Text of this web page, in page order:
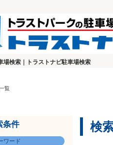
場検索｜トラストナビ駐車場検索
覧
条件
ワード
検